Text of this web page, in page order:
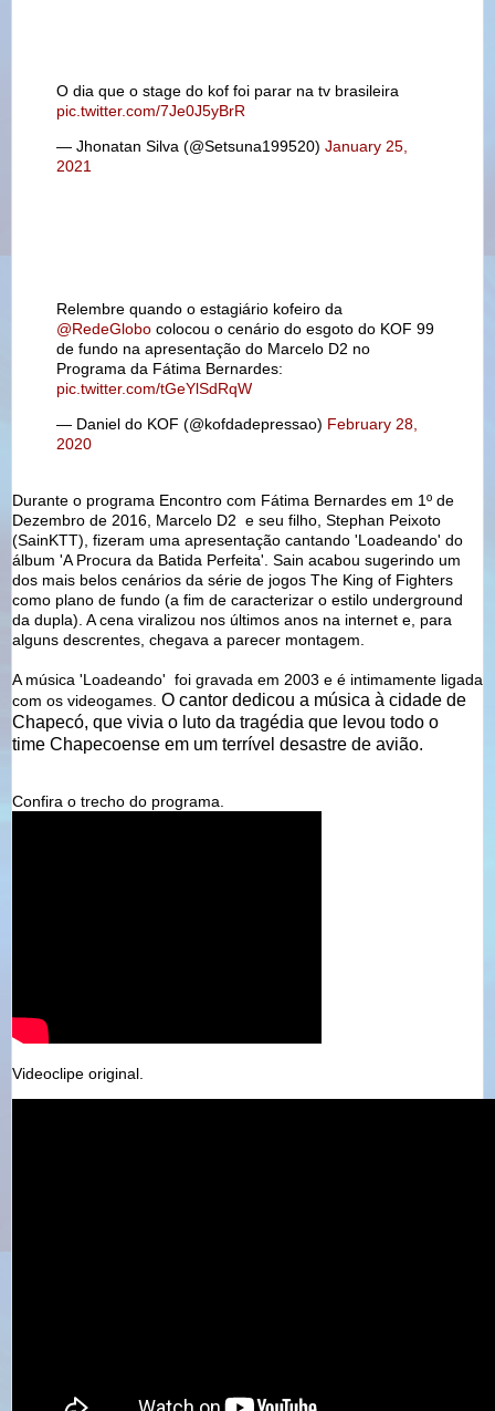
O dia que o stage do kof foi parar na tv brasileira
pic.twitter.com/7Je0J5yBrR
— Jhonatan Silva (@Setsuna199520) January 25,
2021
Relembre quando o estagiário kofeiro da
@RedeGlobo colocou o cenário do esgoto do KOF 99
de fundo na apresentação do Marcelo D2 no
Programa da Fátima Bernardes:
pic.twitter.com/tGeYlSdRqW
— Daniel do KOF (@kofdadepressao) February 28,
2020
Durante o programa Encontro com Fátima Bernardes em 1º de
Dezembro de 2016, Marcelo D2 e seu filho, Stephan Peixoto
(SainKTT), fizeram uma apresentação cantando 'Loadeando' do
álbum 'A Procura da Batida Perfeita'. Sain acabou sugerindo um
dos mais belos cenários da série de jogos The King of Fighters
como plano de fundo (a fim de caracterizar o estilo underground
da dupla). A cena viralizou nos últimos anos na internet e, para
alguns descrentes, chegava a parecer montagem.
A música 'Loadeando' foi gravada em 2003 e é intimamente ligada
com os videogames. O cantor dedicou a música à cidade de
Chapecó, que vivia o luto da tragédia que levou todo o
time Chapecoense em um terrível desastre de avião.
Confira o trecho do programa.
Videoclipe original.